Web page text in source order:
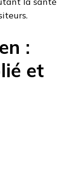
:
et